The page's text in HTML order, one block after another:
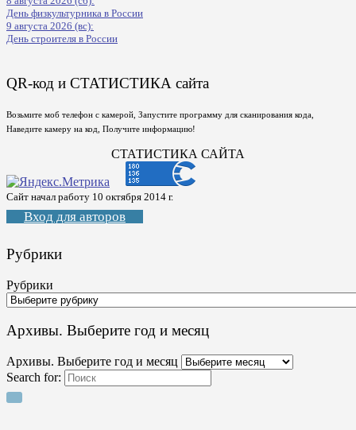
День физкультурника в России
9 августа 2026 (вс):
День строителя в России
QR-код и СТАТИСТИКА сайта
Возьмите моб телефон с камерой, Запустите программу для сканирования кода,
Наведите камеру на код, Получите информацию!
СТАТИСТИКА САЙТА
Сайт начал работу 10 октября 2014 г.
Вход для авторов
Рубрики
Рубрики
Архивы. Выберите год и месяц
Архивы. Выберите год и месяц
Search for: